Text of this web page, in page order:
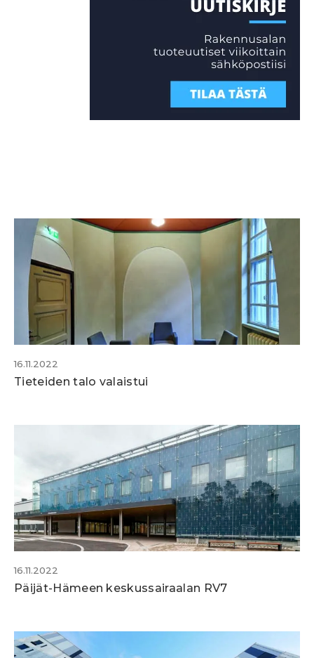
16.11.2022
Tieteiden talo valaistui
16.11.2022
Päijät-Hämeen keskussairaalan RV7